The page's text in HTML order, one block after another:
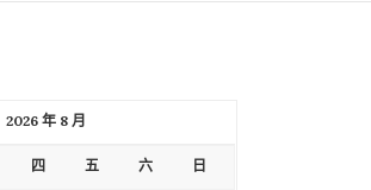
2026 年 8 月
四 五 六 日